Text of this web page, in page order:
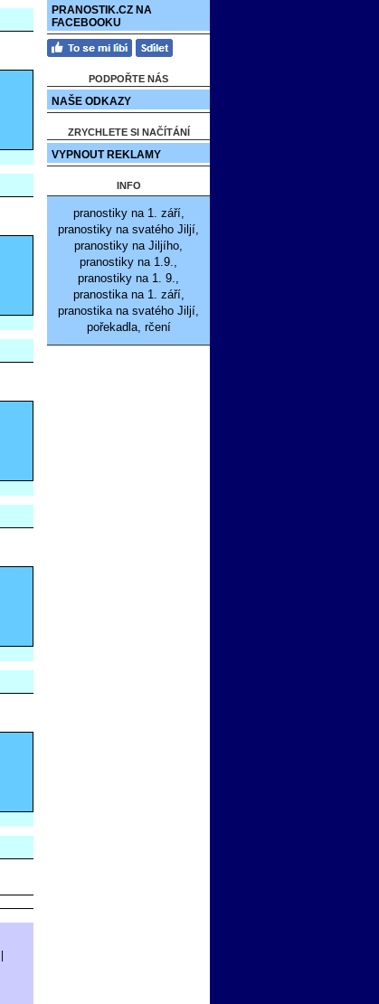
PRANOSTIK.CZ NA
FACEBOOKU
PODPOŘTE NÁS
NAŠE ODKAZY
ZRYCHLETE SI NAČÍTÁNÍ
VYPNOUT REKLAMY
INFO
pranostiky na 1. září,
pranostiky na svatého Jiljí,
pranostiky na Jiljího,
pranostiky na 1.9.,
pranostiky na 1. 9.,
pranostika na 1. září,
pranostika na svatého Jiljí,
pořekadla, rčení